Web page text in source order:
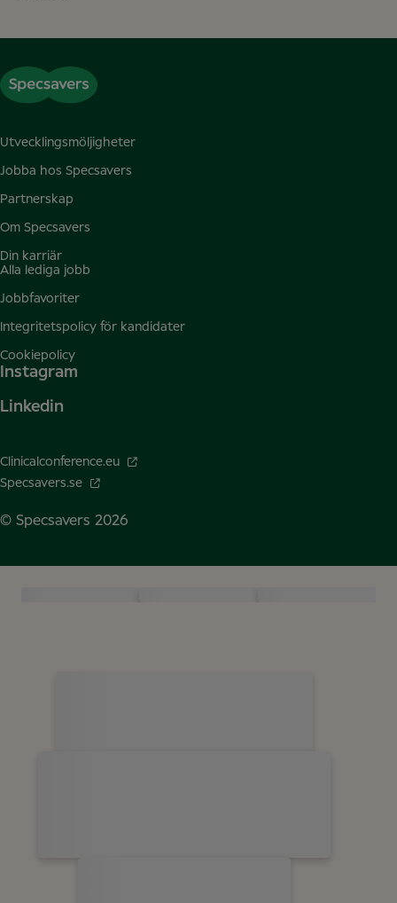
Utvecklingsmöljigheter
Jobba hos Specsavers
Partnerskap
Om Specsavers
Din karriär
Alla lediga jobb
Jobbfavoriter
Integritetspolicy för kandidater
Cookiepolicy
Instagram
Linkedin
Clinicalconference.eu
Specsavers.se
© Specsavers 2026